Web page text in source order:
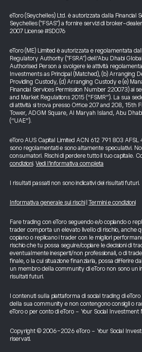
eToro (Seychelles) Ltd. è autorizzata dalla Financial
Seychelles ("FSAS") a fornire servizi di broker-
2007 License #SD076
eToro (ME) Limited è autorizzata e regolamentata
Regulatory Authority ("FSRA") dell’Abu Dhabi
Authorised Person a svolgere le attività
Investments as Principal (Matched), (b) Arranging
Providing Custody, (d) Arranging Custody e (e)
Financial Services Permission Number 220073) ai
and Market Regulations 2015 (“FSMR”). La sua
di attività si trova presso Office 207 and 208, 15th
Tower, ADGM Square, Al Maryah Island, Abu
(“UAE”).
eToro AUS Capital Limited ACN 612 791 803 AFSL
sono regolamentati e sono altamente speculativi.
consumatori. Rischi di perdere tutto il tuo capitale.
condizioni.Vedi l’informativa completa
I risultati passati non sono indicativi dei risultati futuri.
Informativa generale sui rischi Termini e condizioni
Fare trading con eToro seguendo e/o copiando o
trader comporta un elevato livello di rischio, anche
copiano o replicano i trader con le migliori
rischio che tu possa seguire/copiare le decisioni di
eventualmente inesperti/non professionali, o di
finale, o la cui situazione finanziaria, possa differire
un membro della community di eToro non sono un
risultati futuri.
I contenuti sulla piattaforma di social trading di
della sua community e non contengono consigli o
eToro o per conto di eToro - Your Social Investment
Copyright © 2006-2026 eToro - Your Social
riservati.